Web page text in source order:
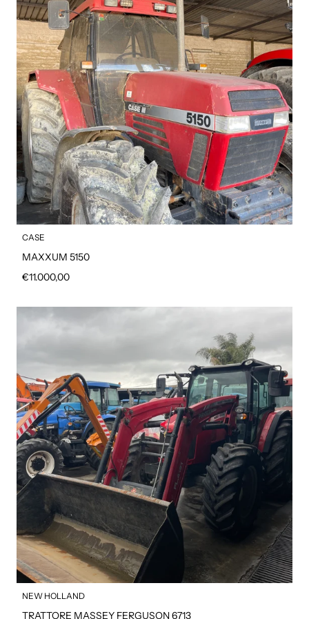
CASE
MAXXUM 5150
Prezzo regolare
€11.000,00
NEW HOLLAND
TRATTORE MASSEY FERGUSON 6713